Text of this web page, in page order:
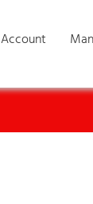
Account